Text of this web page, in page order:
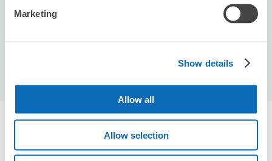
Marketing
Show details
Allow all
Allow selection
8/14金
新越谷駅周辺のおすすめコインロッカー
1件
エクボクロークを使って荷物を預けよう